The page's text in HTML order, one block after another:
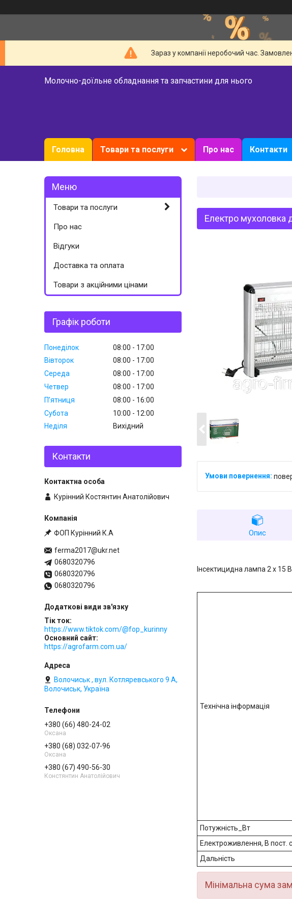
Зараз у компанії неробочий час.
Молочно-доїльне обладнання та запчастини для нього
Головна Товари та послуги Про нас Контакти
Електро мухоловка
Опис
Інсектицидна лампа 2 x 15
Технічна інформація
Потужність_Вт
Електроживлення, В пост.
Дальність
Мінімальна сума
Товари та послуги
Про нас
Відгуки
Доставка та оплата
Товари з акційними цінами
Графік роботи
Понеділок 08:00
17:00
Вівторок
08:00
17:00
Середа
08:00
17:00
Четвер
08:00
17:00
Пʼятниця
08:00
16:00
Субота
10:00
12:00
Неділя
Вихідний
Контакти
Курінний Костянтин Анатолійович
ФОП Курінний К.А
ferma2017@ukr.net
0680320796
0680320796
0680320796
Тік ток
https://www.tiktok.com/@fop_kurinny
Основний сайт
https://agrofarm.com.ua/
Волочиськ , вул. Котляревського 9 А,
Волочиськ, Україна
+380 (66) 480-24-02
Оксана
+380 (68) 032-07-96
Оксана
+380 (67) 490-56-30
Констянтин Анатолійович